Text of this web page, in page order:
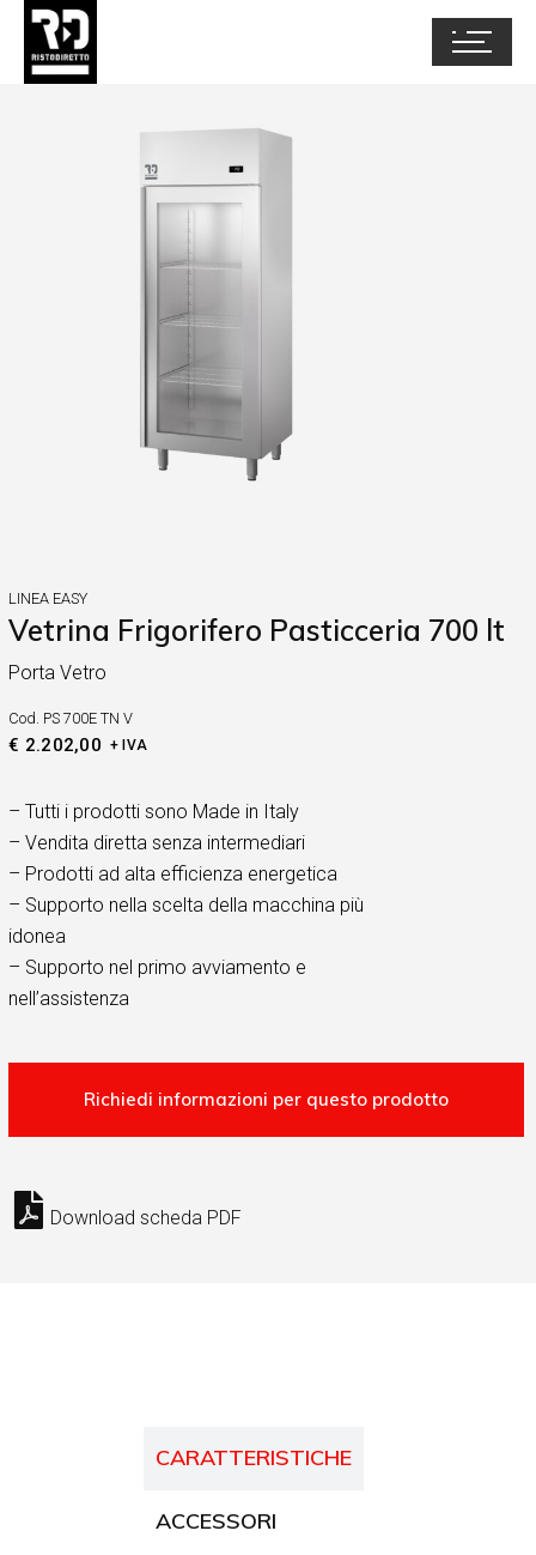
LINEA EASY
Vetrina Frigorifero Pasticceria 700 lt
Porta Vetro
Cod. PS 700E TN V
€ 2.202,00 + IVA
– Tutti i prodotti sono Made in Italy
– Vendita diretta senza intermediari
– Prodotti ad alta efficienza energetica
– Supporto nella scelta della macchina più
idonea
– Supporto nel primo avviamento e
nell’assistenza
Download scheda PDF
CARATTERISTICHE
ACCESSORI